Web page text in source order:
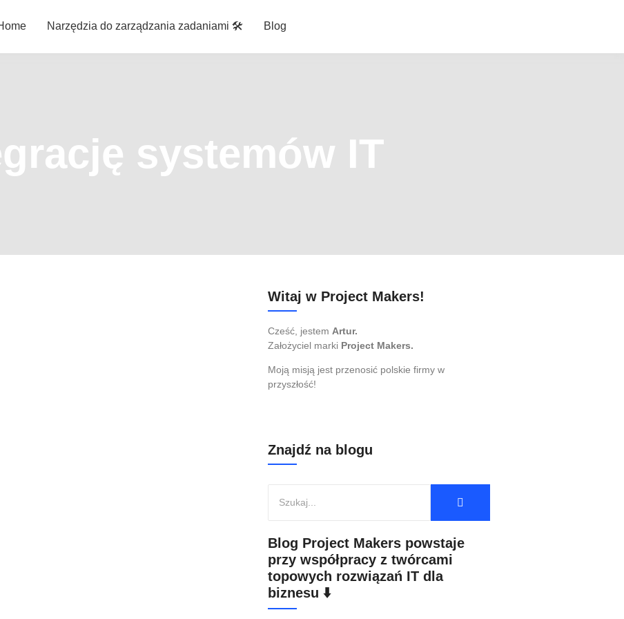
Narzędzia do zarządzania zadaniami 🛠️ Blog
systemów IT
Witaj w Project Makers!
Cześć, jestem Artur.
Założyciel marki Project Makers.
Moją misją jest przenosić polskie firmy w
przyszłość!
Znajdź na blogu
Blog Project Makers powstaje
przy współpracy z twórcami
topowych rozwiązań IT dla
biznesu ⬇️